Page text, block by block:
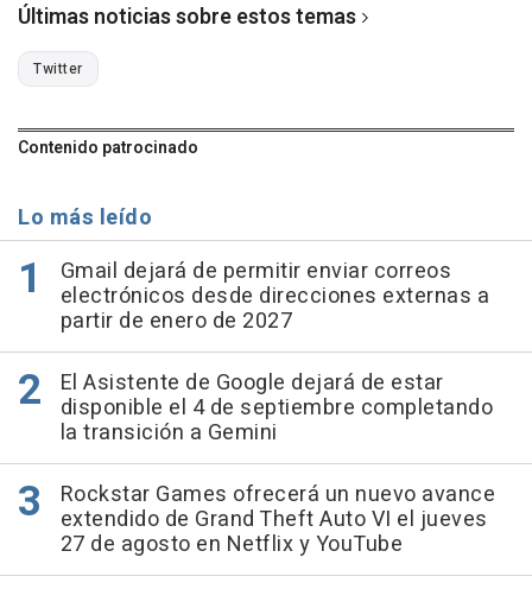
Últimas noticias sobre estos temas
Twitter
Contenido patrocinado
Lo más leído
Gmail dejará de permitir enviar correos
electrónicos desde direcciones externas a
partir de enero de 2027
El Asistente de Google dejará de estar
disponible el 4 de septiembre completando
la transición a Gemini
Rockstar Games ofrecerá un nuevo avance
extendido de Grand Theft Auto VI el jueves
27 de agosto en Netflix y YouTube